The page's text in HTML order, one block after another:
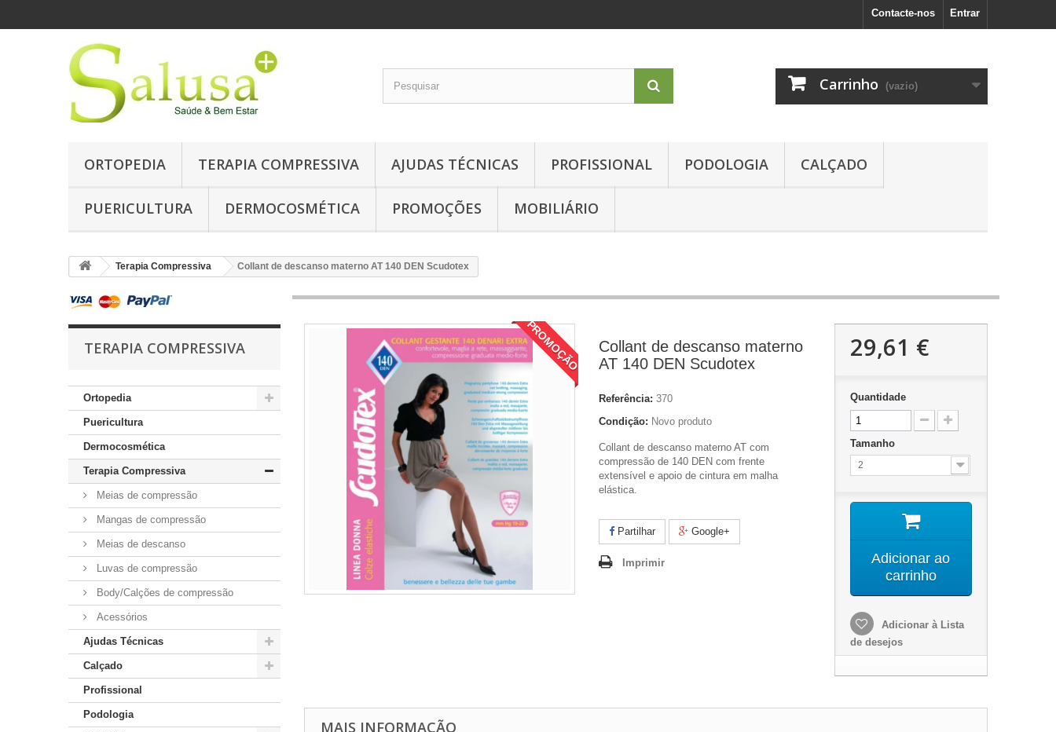
Entrar
Contacte-nos
Carrinho (vazio)
ORTOPEDIA TERAPIA COMPRESSIVA AJUDAS TÉCNICAS PROFISSIONAL PODOLOGIA CALÇADO
PUERICULTURA DERMOCOSMÉTICA PROMOÇÕES MOBILIÁRIO
Terapia Compressiva Collant de descanso materno AT 140 DEN Scudotex
TERAPIA COMPRESSIVA
Ortopedia
Puericultura
Dermocosmética
Terapia Compressiva
Meias de compressão
Mangas de compressão
Meias de descanso
Luvas de compressão
Body/Calções de compressão
Acessórios
Ajudas Técnicas
Calçado
Profissional
Podologia
PROMOÇÃO
Collant de descanso materno
AT 140 DEN Scudotex
Referência: 370
Condição: Novo produto
Collant de descanso materno AT com
compressão de 140 DEN com frente
extensível e apoio de cintura em malha
elástica.
Partilhar Google+
Imprimir
29,61 €
Quantidade
Tamanho
2
Adicionar ao
carrinho
Adicionar à Lista
de desejos
MAIS INFORMAÇÃO